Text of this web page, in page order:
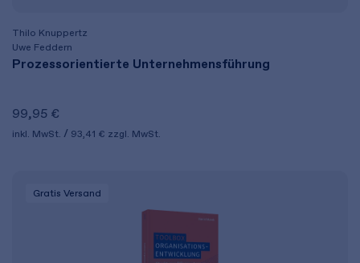
Thilo Knuppertz
Uwe Feddern
Prozessorientierte Unternehmensführung
99,95 €
inkl. MwSt. 93,41 € zzgl. MwSt.
Gratis Versand